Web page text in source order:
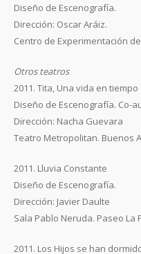
Diseño de Escenografía.
Dirección: Oscar Aráiz.
Centro de Experimentación
Otros teatros
2011. Tita, Una vida en tiempo
Diseño de Escenografía. Co-
Dirección: Nacha Guevara
Teatro Metropolitan. Buenos
2011. Lluvia Constante
Diseño de Escenografía.
Dirección: Javier Daulte
Sala Pablo Neruda. Paseo La
2011. Los Hijos se han